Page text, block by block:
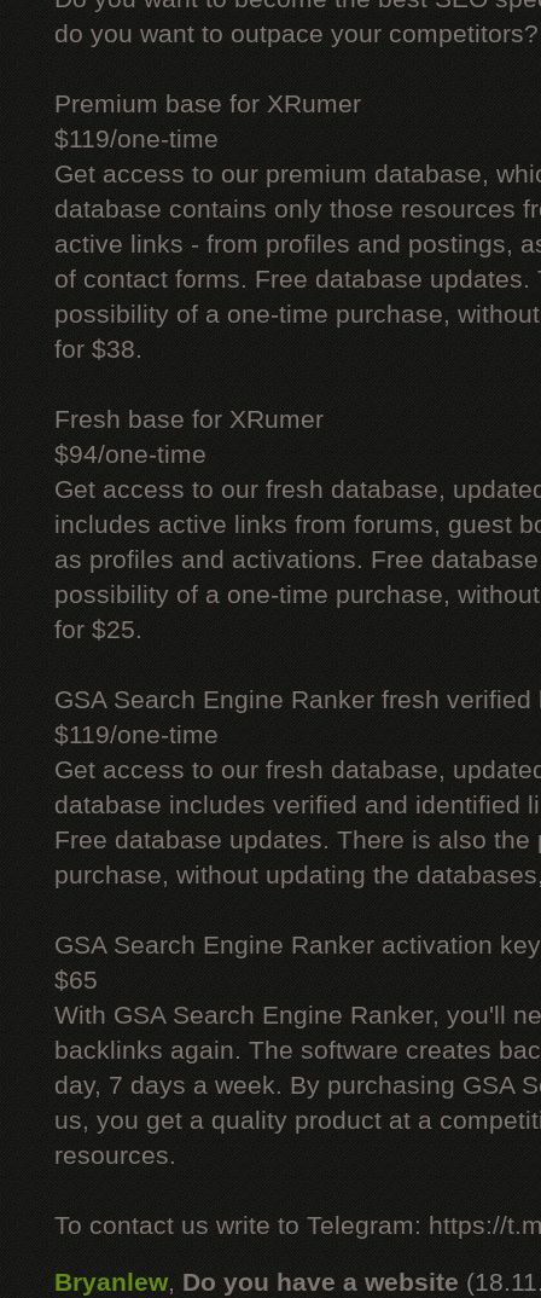
do you want to outpace your competitors?
Premium base for XRumer
$119/one-time
Get access to our premium database,
database contains only those resources
active links - from profiles and postings,
of contact forms. Free database updates.
possibility of a one-time purchase,
for $38.
Fresh base for XRumer
$94/one-time
Get access to our fresh database,
includes active links from forums, guest
as profiles and activations. Free
possibility of a one-time purchase,
for $25.
GSA Search Engine Ranker fresh verified
$119/one-time
Get access to our fresh database,
database includes verified and identified
Free database updates. There is also
purchase, without updating the
GSA Search Engine Ranker activation key
$65
With GSA Search Engine Ranker, you'll
backlinks again. The software creates
day, 7 days a week. By purchasing GSA
us, you get a quality product at a
resources.
To contact us write to Telegram: https://
Bryanlew, Do you have a website